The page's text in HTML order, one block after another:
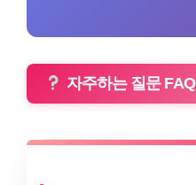
자주하는 질문 FAQ